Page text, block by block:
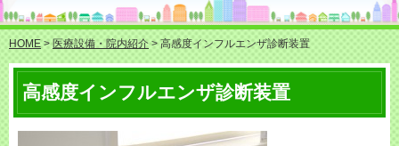
HOME>医療設備・院内紹介> 高感度インフルエンザ診断装置
高感度インフルエンザ診断装置